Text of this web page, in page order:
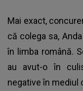
Mai exact,
că colega sa,
în limba română.
au avut-o în
negative în mediul